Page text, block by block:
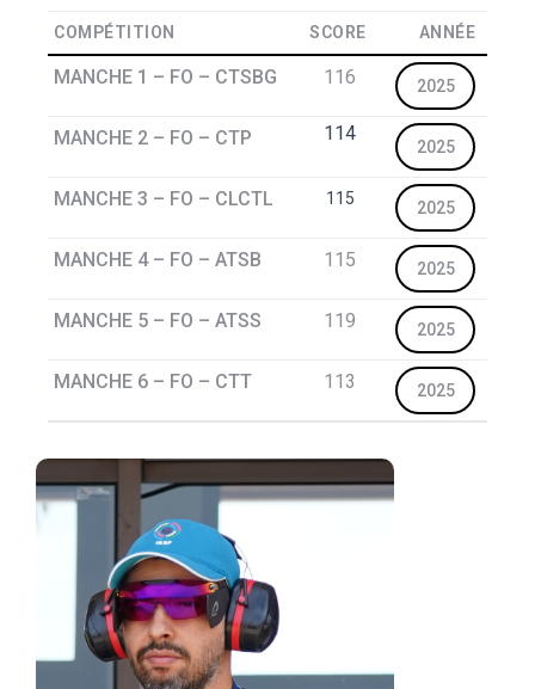
COMPÉTITION SCORE ANNÉE
MANCHE 1 – FO – CTSBG 116 2025
MANCHE 2 – FO – CTP 114
2025
MANCHE 3 – FO – CLCTL 115 2025
MANCHE 4 – FO – ATSB 115 2025
MANCHE 5 – FO – ATSS 119 2025
MANCHE 6 – FO – CTT 113 2025